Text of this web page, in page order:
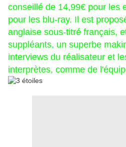
conseillé de 14,99€ pour les
pour les blu-ray. Il est
anglaise sous-titré français,
suppléants, un superbe
interviews du réalisateur et
interprètes, comme de